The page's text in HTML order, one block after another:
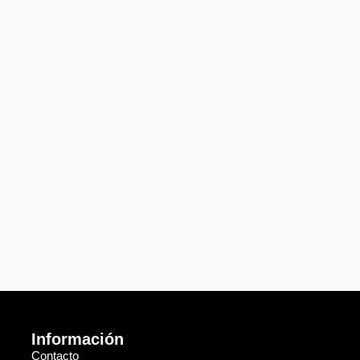
Información
Contacto